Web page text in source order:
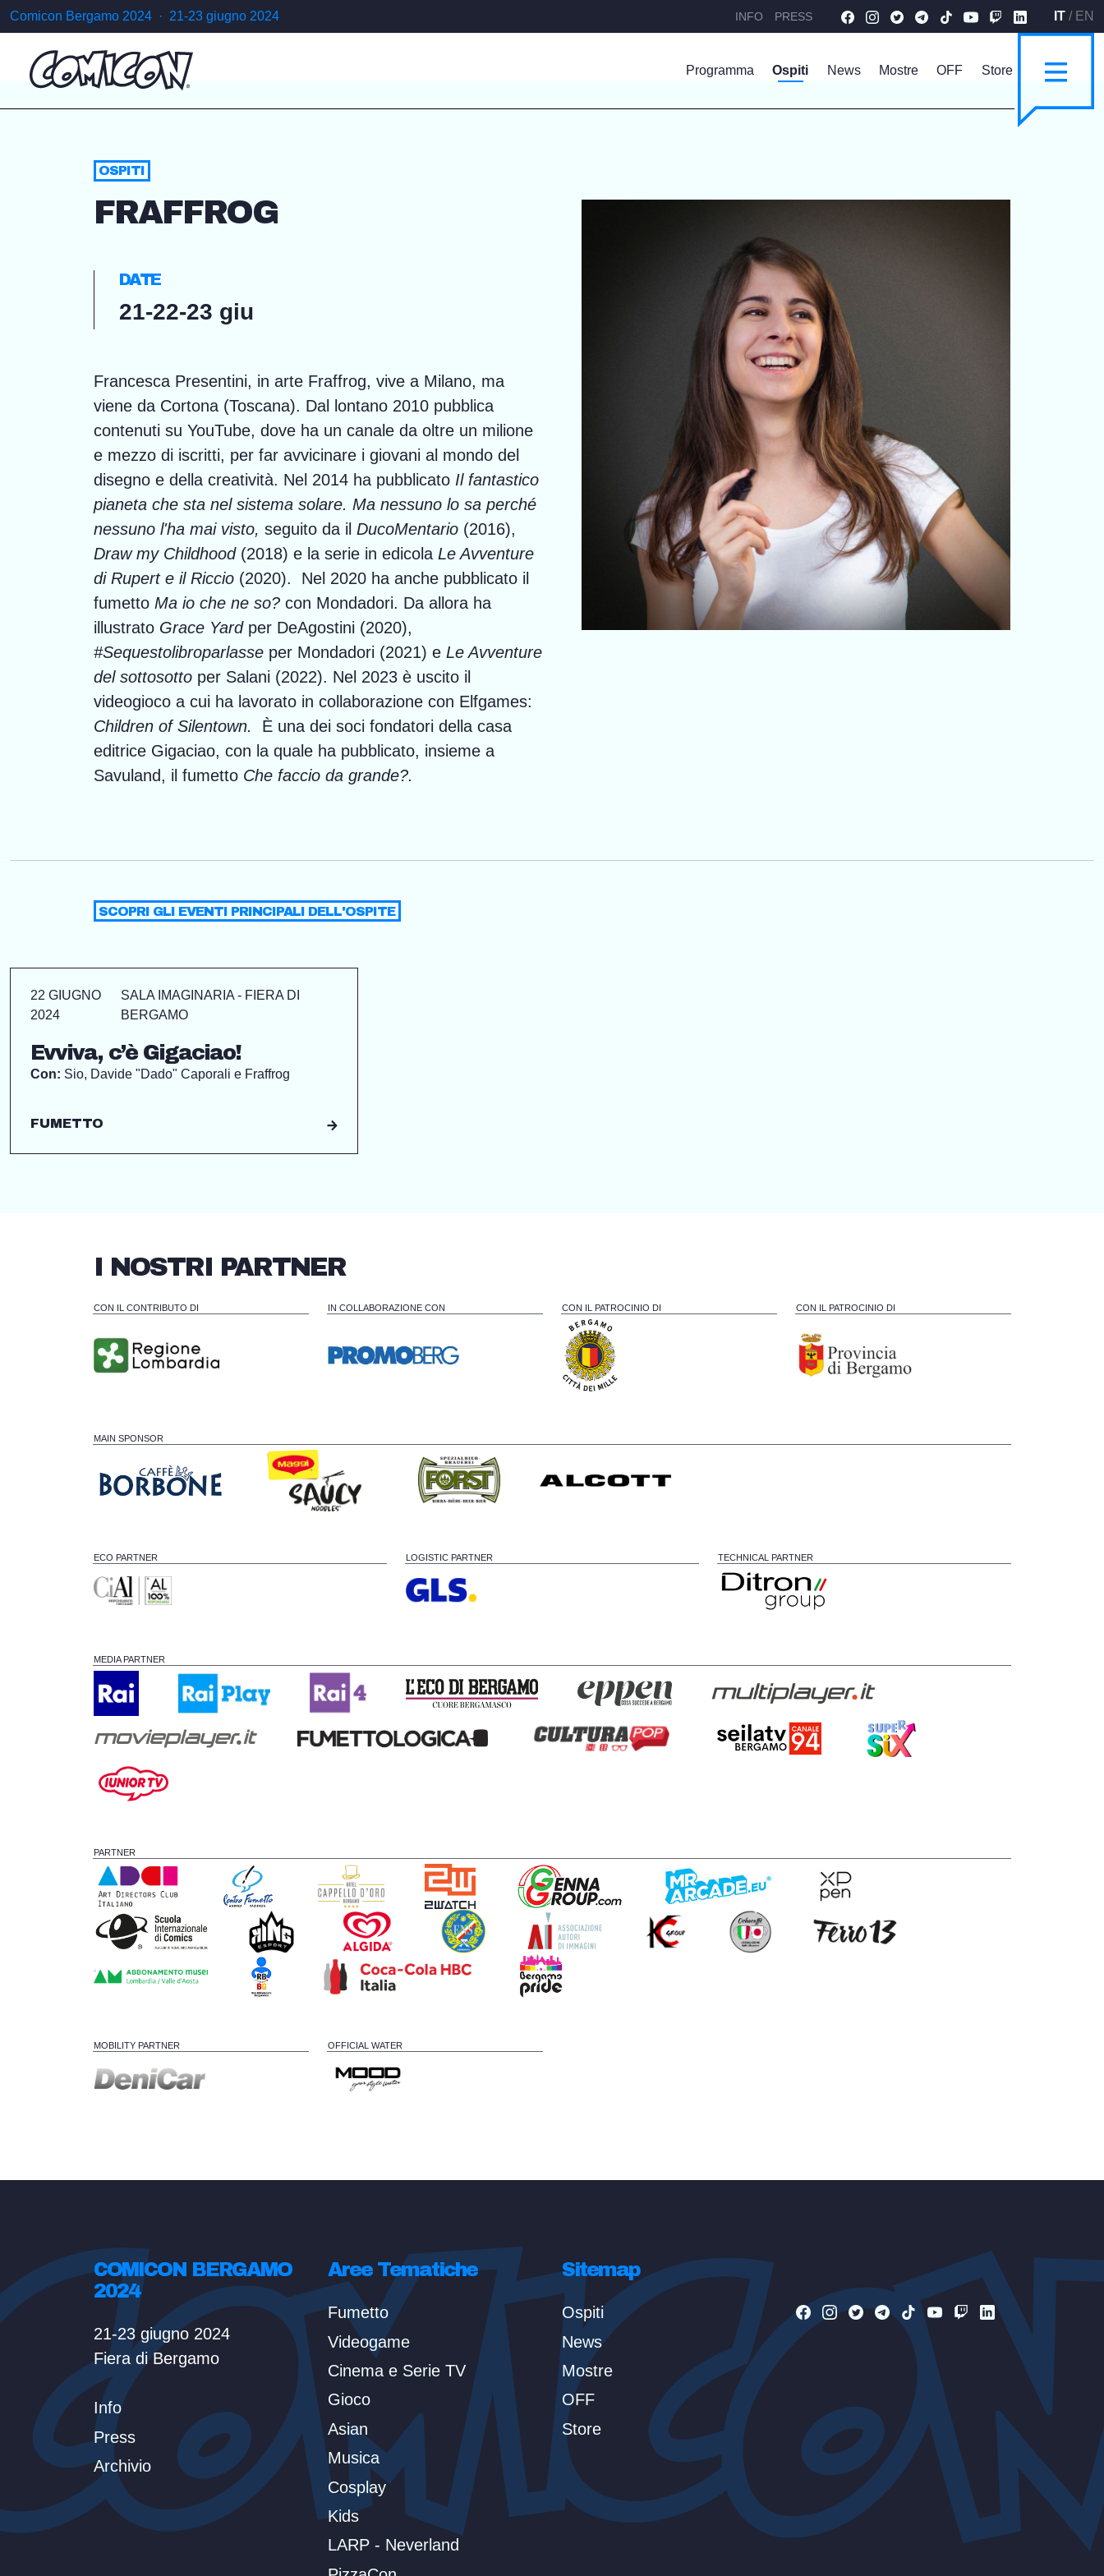
Comicon Bergamo 2024 · 21-23 giugno 2024 INFO PRESS IT / EN
Programma Ospiti News Mostre OFF Store
OSPITI
FRAFFROG
DATE
21-22-23 giu
Francesca Presentini, in arte Fraffrog, vive a Milano, ma
viene da Cortona (Toscana). Dal lontano 2010 pubblica
contenuti su YouTube, dove ha un canale da oltre un milione
e mezzo di iscritti, per far avvicinare i giovani al mondo del
disegno e della creatività. Nel 2014 ha pubblicato Il fantastico
pianeta che sta nel sistema solare. Ma nessuno lo sa perché
nessuno l'ha mai visto, seguito da il DucoMentario (2016),
Draw my Childhood (2018) e la serie in edicola Le Avventure
di Rupert e il Riccio (2020). Nel 2020 ha anche pubblicato il
fumetto Ma io che ne so? con Mondadori. Da allora ha
illustrato Grace Yardper DeAgostini (2020),
#Sequestolibroparlasse per Mondadori (2021) e Le Avventure
del sottosotto per Salani (2022). Nel 2023 è uscito il
videogioco a cui ha lavorato in collaborazione con Elfgames:
Children of Silentown.
È una dei soci fondatori della casa
editrice Gigaciao, con la quale ha pubblicato, insieme a
Savuland, il fumetto Che faccio da grande?.
SCOPRI GLI EVENTI PRINCIPALI DELL'OSPITE
22 GIUGNO
2024
SALA IMAGINARIA - FIERA DI
BERGAMO
Evviva, c’è Gigaciao!
Con: Sio, Davide "Dado" Caporali e Fraffrog
FUMETTO
I NOSTRI PARTNER
CON IL CONTRIBUTO DI IN COLLABORAZIONE CON CON IL PATROCINIO DI CON IL PATROCINIO DI
MAIN SPONSOR
ECO PARTNER LOGISTIC PARTNER TECHNICAL PARTNER
MEDIA PARTNER
PARTNER
MOBILITY PARTNER OFFICIAL WATER
COMICON BERGAMO
2024
21-23 giugno 2024
Fiera di Bergamo
Info
Press
Archivio
Aree Tematiche
Fumetto
Videogame
Cinema e Serie TV
Gioco
Asian
Musica
Cosplay
Kids
LARP - Neverland
Sitemap
Ospiti
News
Mostre
OFF
Store